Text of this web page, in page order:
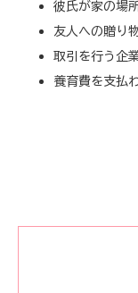
彼氏が家の場
友人への贈り
取引を行う企
養育費を支払